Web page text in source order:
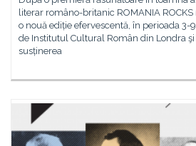
literar româno-britanic ROMANIA
o nouă ediție efervescentă, în perioada 3-
de Institutul Cultural Român din Londra
susținerea